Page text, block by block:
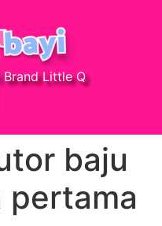
Brand Little Q
baju
pertama